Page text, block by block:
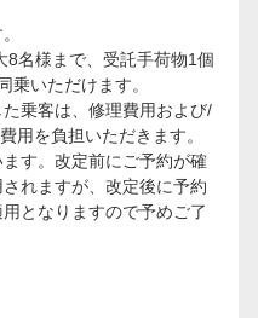
8名様まで、受託手荷物1個
乗いただけます。
乗客は、修理費用および/
用を負担いただきます。
す。改定前にご予約が確
れますが、改定後に予約
となりますので予めご了